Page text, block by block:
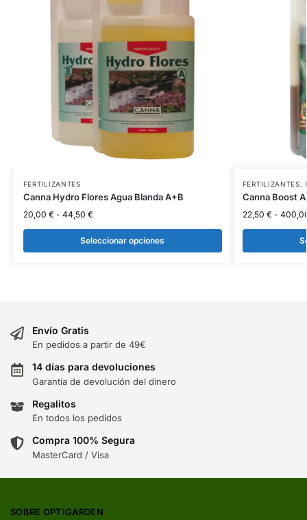
FERTILIZANTES
Canna Hydro Flores Agua Blanda A+B
20,00 € - 44,50 €
Seleccionar opciones
FERTILIZANTES,
Canna Boost
22,50 € -
Envío Gratis
En pedidos a partir de 49€
14 días para devoluciones
Garantía de devolución del dinero
Regalitos
En todos los pedidos
Compra 100% Segura
MasterCard / Visa
SOBRE OPTIGARDEN